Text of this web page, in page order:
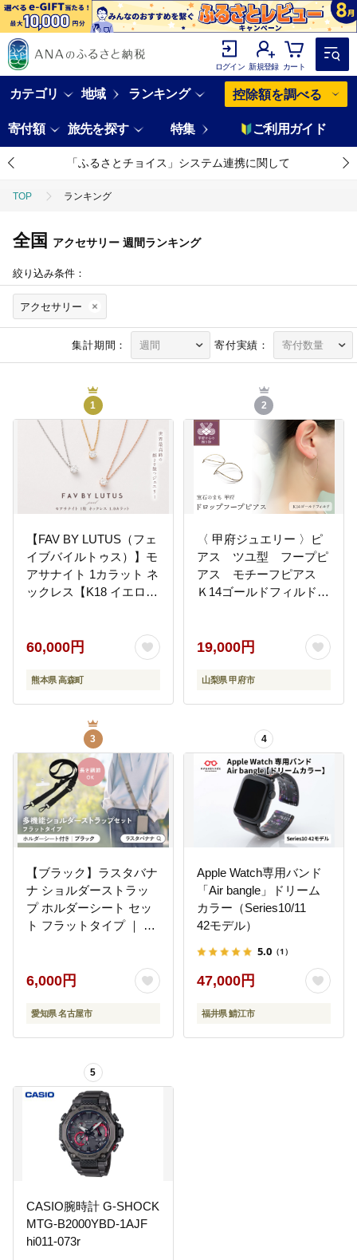
ログイン 新規登録 カート
カテゴリ 地域 ランキング 控除額を調べる
寄付額 旅先を探す 特集 ご利用ガイド
「ふるさとチョイス」システム連携に関して
TOP ランキング
全国 アクセサリー 週間ランキング
絞り込み条件：
アクセサリー
集計期間： 寄付実績：
1
【FAV BY LUTUS（フェ
イブバイルトゥス）】モ
アサナイト 1カラット ネ
ックレス【K18 イエロー
書付き】 シルバー925
18金仕上げ ダイヤモン
ドの約2.6倍輝く宝石 一
贈り物 プレゼント 誕生
日 クリスマス 母の日 記
念日
60,000円
熊本県 高森町
2
〈 甲府ジュエリー 〉ピ
アス ツユ型 フープピ
アス モチーフピアス
Ｋ14ゴールドフィルドド
19,000円
山梨県 甲府市
3
【ブラック】ラスタバナ
ナ ショルダーストラッ
プ ホルダーシート セッ
ト フラットタイプ ｜ ス
ホアクセサリー 携帯用
落下防止 長さ調節可能
外出用 便利グッズ 人気
6,000円
愛知県 名古屋市
4
Apple Watch専用バンド
「Air bangle」ドリーム
カラー（Series10/11
42モデル）
5.0 （1）
47,000円
福井県 鯖江市
5
CASIO腕時計 G-SHOCK
MTG-B2000YBD-1AJF
hi011-073r